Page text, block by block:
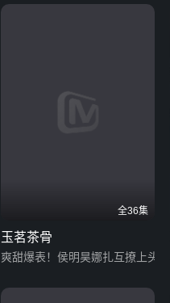
全36集
玉茗茶骨
爽甜爆表！侯明昊娜扎互撩上头